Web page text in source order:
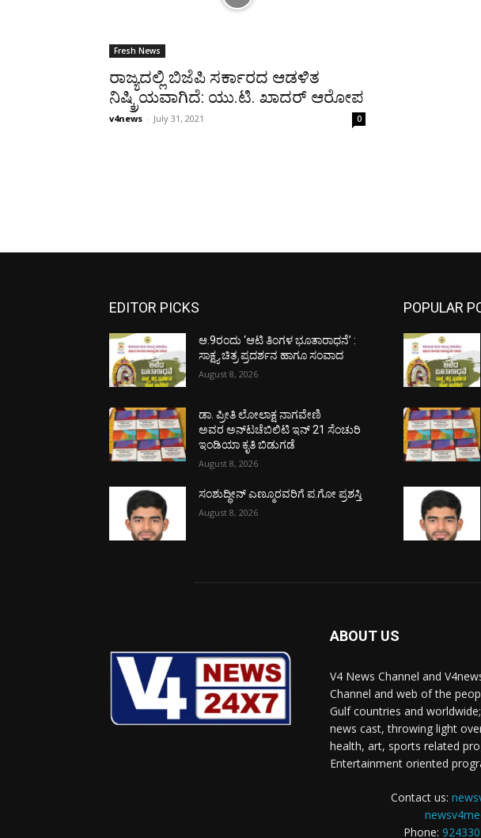
Fresh News
ರಾಜ್ಯದಲ್ಲಿ ಬಿಜೆಪಿ ಸರ್ಕಾರದ ಆಡಳಿತ
ನಿಷ್ಕ್ರಿಯವಾಗಿದೆ: ಯು.ಟಿ. ಖಾದರ್ ಆರೋಪ
v4news - July 31, 2021 0
EDITOR PICKS
ಆ.9ರಂದು ‘ಆಟಿ ತಿಂಗಳ ಭೂತಾರಾಧನೆ’ :
ಸಾಕ್ಷ್ಯ ಚಿತ್ರ ಪ್ರದರ್ಶನ ಹಾಗೂ ಸಂವಾದ
August 8, 2026
ಡಾ. ಪ್ರೀತಿ ಲೋಲಾಕ್ಷ ನಾಗವೇಣಿ
ಅವರ ಅನ್‌ಟಚೆಬಿಲಿಟಿ ಇನ್ 21 ಸೆಂಚುರಿ
ಇಂಡಿಯಾ ಕೃತಿ ಬಿಡುಗಡೆ
August 8, 2026
ಸಂಶುದ್ಧೀನ್ ಎಣ್ಮೂರವರಿಗೆ ಪ.ಗೋ ಪ್ರಶಸ್ತಿ
August 8, 2026
POPULAR
ABOUT US
V4 News Channel and
Channel and web of the
Gulf countries and
news cast, throwing light
health, art, sports related
Entertainment oriented
Contact us:
Phone: